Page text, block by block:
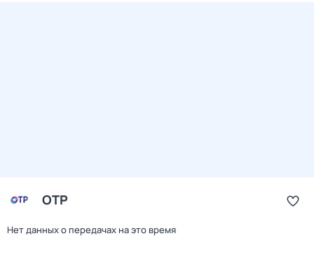
ОТР
Нет данных о передачах на это время